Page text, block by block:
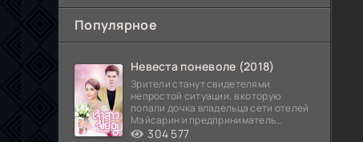
Популярное
Невеста поневоле (2018)
Зрители станут свидетелями
непростой ситуации, в которую
попали дочка владельца сети отелей
Мэйсарин и предприниматель
Кетдэн. Обоих главных героев
304 577